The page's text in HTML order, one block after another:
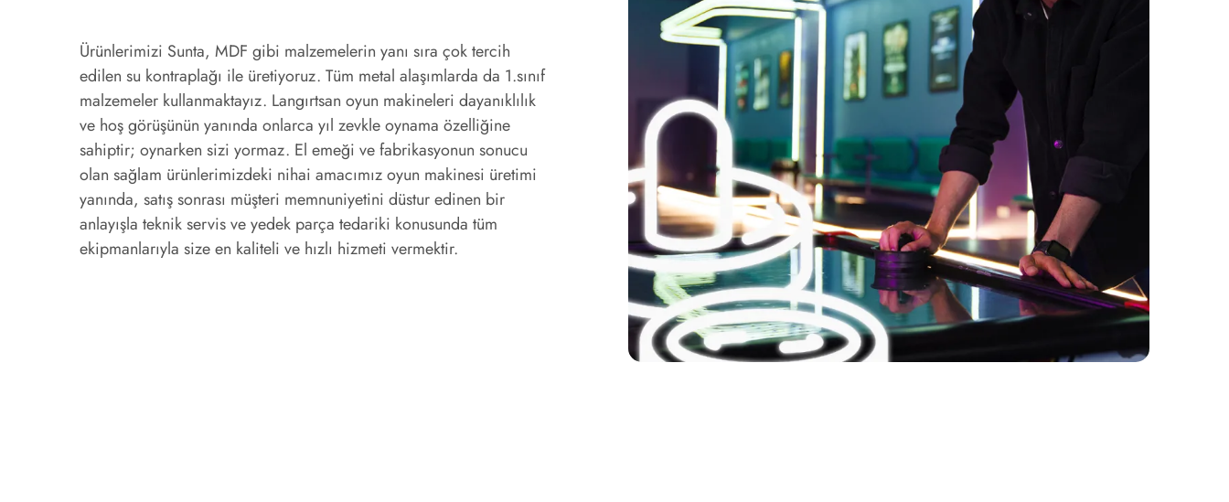
Ürünlerimizi Sunta, MDF gibi malzemelerin yanı sıra çok tercih
edilen su kontraplağı ile üretiyoruz. Tüm metal alaşımlarda da 1.sınıf
malzemeler kullanmaktayız. Langırtsan oyun makineleri dayanıklılık
ve hoş görüşünün yanında onlarca yıl zevkle oynama özelliğine
sahiptir; oynarken sizi yormaz. El emeği ve fabrikasyonun sonucu
olan sağlam ürünlerimizdeki nihai amacımız oyun makinesi üretimi
yanında, satış sonrası müşteri memnuniyetini düstur edinen bir
anlayışla teknik servis ve yedek parça tedariki konusunda tüm
ekipmanlarıyla size en kaliteli ve hızlı hizmeti vermektir.